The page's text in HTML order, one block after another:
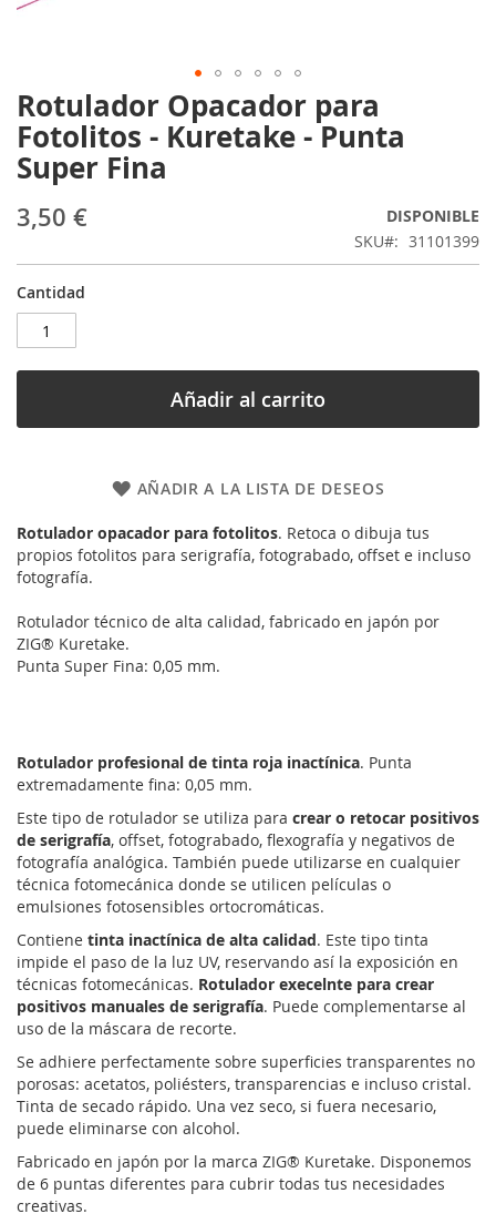
Rotulador Opacador para
Fotolitos - Kuretake - Punta
Super Fina
3,50 €
DISPONIBLE
SKU
31101399
Cantidad
Añadir al carrito
AÑADIR A LA LISTA DE DESEOS
Rotulador opacador para fotolitos. Retoca o dibuja tus
propios fotolitos para serigrafía, fotograbado, offset e incluso
fotografía.
Rotulador técnico de alta calidad, fabricado en japón por
ZIG® Kuretake.
Punta Super Fina: 0,05 mm.
Saltar
al
comienzo
de
galería
de
Rotulador profesional de tinta roja inactínica. Punta
extremadamente fina: 0,05 mm.
Este tipo de rotulador se utiliza para crear o retocar positivos
de serigrafía, offset, fotograbado, flexografía y negativos de
fotografía analógica. También puede utilizarse en cualquier
técnica fotomecánica donde se utilicen películas o
emulsiones fotosensibles ortocromáticas.
Contiene tinta inactínica de alta calidad. Este tipo tinta
impide el paso de la luz UV, reservando así la exposición en
técnicas fotomecánicas. Rotulador execelnte para crear
positivos manuales de serigrafía. Puede complementarse al
uso de la máscara de recorte.
Se adhiere perfectamente sobre superficies transparentes no
porosas: acetatos, poliésters, transparencias e incluso cristal.
Tinta de secado rápido. Una vez seco, si fuera necesario,
puede eliminarse con alcohol.
Fabricado en japón por la marca ZIG® Kuretake. Disponemos
de 6 puntas diferentes para cubrir todas tus necesidades
creativas.